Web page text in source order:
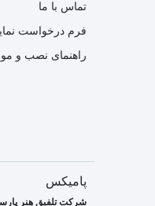
تماس با ما
فرم درخواست
راهنمای نصب و
پامیکس
شرکت تلفیق هنر